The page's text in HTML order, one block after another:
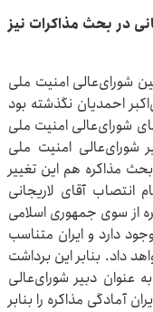
در بحث مذاکرات نیز
شورای‌عالی امنیت ملی
احمدیان نگذشته بود
شورای‌عالی امنیت ملی
شورای‌عالی امنیت ملی
مذاکره هم این تغییر
انتصاب آقای لاریجانی
از سوی جمهوری اسلامی
دارد و ایران متناسب
بنابر این برداشت
عنوان دبیر شورای‌عالی
آمادگی مذاکره را بنابر